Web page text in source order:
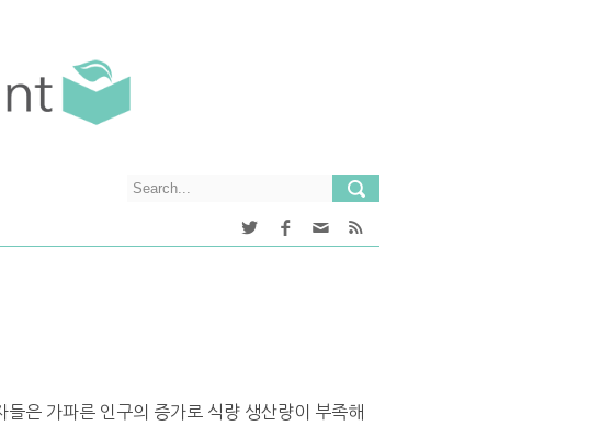
은 가파른 인구의 증가로 식량 생산량이 부족해